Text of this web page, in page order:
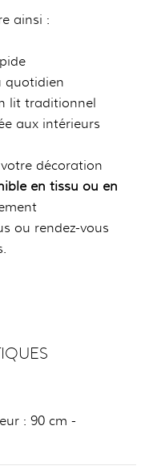
ainsi :
quotidien
lit traditionnel
aux intérieurs
décoration
en tissu ou en
ou rendez-vous
: 90 cm -